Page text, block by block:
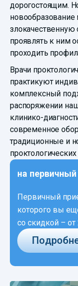
дорогостоящим.
злокачественную
проявлять к ним
проходить
Врачи
практикуют
комплексный
распоряжении
клинико-
современное
традиционные и
на
Первичный
которого вы
со скидкой – от